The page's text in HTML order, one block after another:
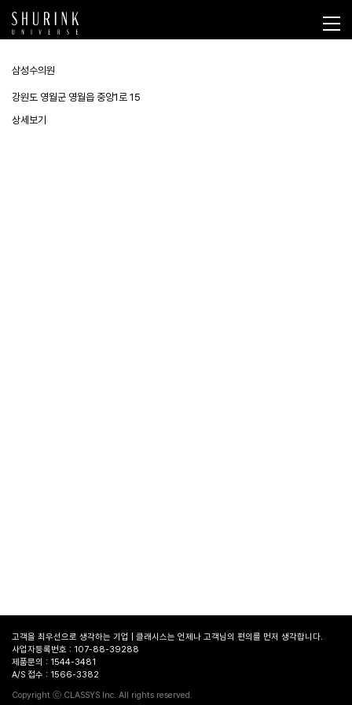
삼성수의원
강원도 영월군 영월읍 중앙1로 15
상세보기
고객을 최우선으로 생각하는 기업 | 클래시스는 언제나 고객님의 편의를 먼저 생각합니다.
사업자등록번호 : 107-88-39288
제품문의 : 1544-3481
A/S 접수 : 1566-3382
Copyright ⓒ CLASSYS Inc. All rights reserved.